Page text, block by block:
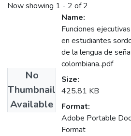
Now showing 1 - 2 of 2
No
Thumbnail
Available
Name:
Funciones
en estudiantes
de la lengua de
colombiana..pdf
Size:
425.81 KB
Format:
Adobe Portable
Format